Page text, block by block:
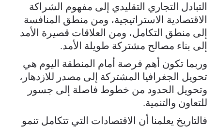
التبادل التجاري التقليدي إلى مفهوم الشراكة
الاقتصادية الاستراتيجية، ومن منطق المنافسة
إلى منطق التكامل، ومن العلاقات قصيرة الأمد
إلى بناء مصالح مشتركة طويلة الأمد.
وربما تكون أهم فرصة أمام المنطقة اليوم هي
تحويل الجغرافيا المشتركة إلى مصدر للازدهار،
وتحويل الحدود من خطوط فاصلة إلى جسور
للتعاون والتنمية.
فالتاريخ يعلمنا أن الاقتصادات التي تتكامل تنمو